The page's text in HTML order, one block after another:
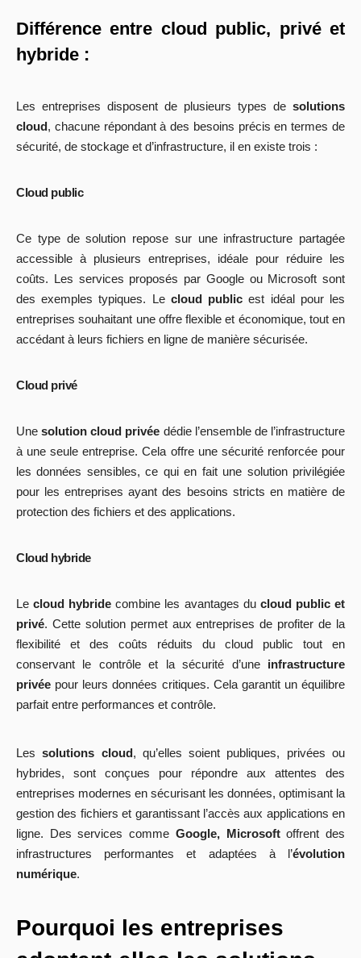
Différence entre cloud public, privé et
hybride :
Les entreprises disposent de plusieurs types de solutions
cloud, chacune répondant à des besoins précis en termes de
sécurité, de stockage et d’infrastructure, il en existe trois :
Cloud public
Ce type de solution repose sur une infrastructure partagée
accessible à plusieurs entreprises, idéale pour réduire les
coûts. Les services proposés par Google ou Microsoft sont
des exemples typiques. Le cloud public est idéal pour les
entreprises souhaitant une offre flexible et économique, tout en
accédant à leurs fichiers en ligne de manière sécurisée.
Cloud privé
Unesolution cloud privée dédie l’ensemble de l’infrastructure
à une seule entreprise. Cela offre une sécurité renforcée pour
les données sensibles, ce qui en fait une solution privilégiée
pour les entreprises ayant des besoins stricts en matière de
protection des fichiers et des applications.
Cloud hybride
Lecloud hybride combine les avantages du cloud public et
privé. Cette solution permet aux entreprises de profiter de la
flexibilité et des coûts réduits du cloud public tout en
conservant le contrôle et la sécurité d’une infrastructure
privée pour leurs données critiques. Cela garantit un équilibre
parfait entre performances et contrôle.
Lessolutions cloud, qu’elles soient publiques, privées ou
hybrides, sont conçues pour répondre aux attentes des
entreprises modernes en sécurisant les données, optimisant la
gestion des fichiers et garantissant l’accès aux applications en
ligne. Des services comme Google, Microsoftoffrent des
infrastructures performantes et adaptées à l’évolution
numérique.
Pourquoi les entreprises